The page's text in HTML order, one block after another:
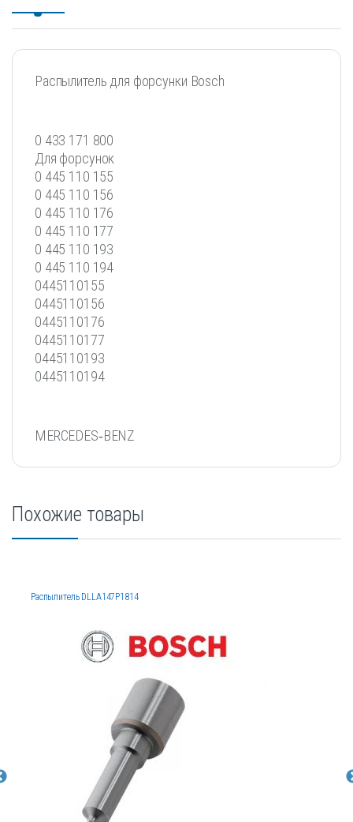
Распылитель для форсунки Bosch
0 433 171 800
Для форсунок
0 445 110 155
0 445 110 156
0 445 110 176
0 445 110 177
0 445 110 193
0 445 110 194
0445110155
0445110156
0445110176
0445110177
0445110193
0445110194
MERCEDES‐BENZ
Похожие товары
Распылитель DLLA147P1814